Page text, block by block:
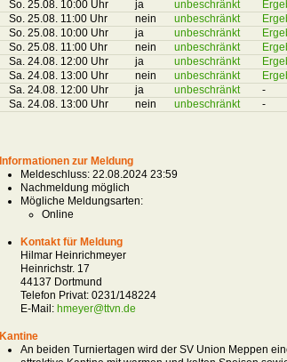
So. 25.08. 10:00 Uhr ja unbeschränkt
So. 25.08. 11:00 Uhr nein unbeschränkt
So. 25.08. 10:00 Uhr ja unbeschränkt
So. 25.08. 11:00 Uhr nein unbeschränkt
Sa. 24.08. 12:00 Uhr ja unbeschränkt
Sa. 24.08. 13:00 Uhr nein unbeschränkt
Sa. 24.08. 12:00 Uhr ja unbeschränkt
-
Sa. 24.08. 13:00 Uhr nein unbeschränkt -
Informationen zur Meldung
Meldeschluss: 22.08.2024 23:59
Nachmeldung möglich
Mögliche Meldungsarten:
Online
Kontakt für Meldung
Hilmar Heinrichmeyer
Heinrichstr. 17
44137 Dortmund
Telefon Privat:0231/148224
E-Mail: hmeyer@ttvn.de
Kantine
An beiden Turniertagen wird der SV Union Meppen